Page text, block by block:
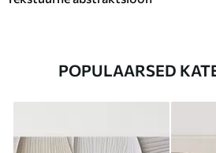
POPULAARSED